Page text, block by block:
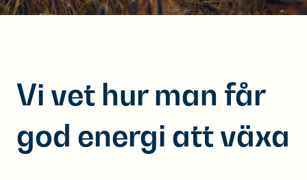
Vi vet hur man får
god energi att växa